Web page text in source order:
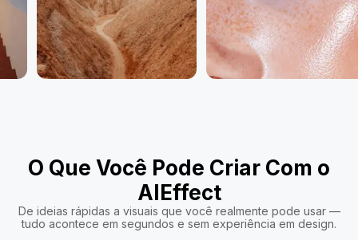
O Que Você Pode Criar Com o
AIEffect
De ideias rápidas a visuais que você realmente pode usar —
tudo acontece em segundos e sem experiência em design.